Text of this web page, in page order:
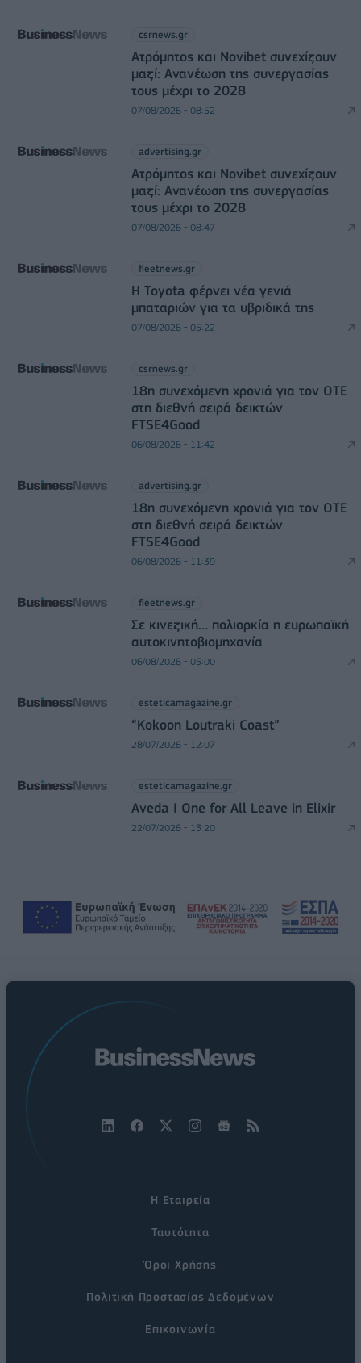
csrnews.gr
Ατρόμητος και Novibet συνεχίζουν
μαζί: Ανανέωση της συνεργασίας
τους μέχρι το 2028
07/08/2026 - 08:52
advertising.gr
Ατρόμητος και Novibet συνεχίζουν
μαζί: Ανανέωση της συνεργασίας
τους μέχρι το 2028
07/08/2026 - 08:47
fleetnews.gr
Η Toyota φέρνει νέα γενιά
μπαταριών για τα υβριδικά της
07/08/2026 - 05:22
csrnews.gr
18η συνεχόμενη χρονιά για τον ΟΤΕ
στη διεθνή σειρά δεικτών
FTSE4Good
06/08/2026 - 11:42
advertising.gr
18η συνεχόμενη χρονιά για τον ΟΤΕ
στη διεθνή σειρά δεικτών
FTSE4Good
06/08/2026 - 11:39
fleetnews.gr
Σε κινεζική… πολιορκία η ευρωπαϊκή
αυτοκινητοβιομηχανία
06/08/2026 - 05:00
esteticamagazine.gr
“Kokoon Loutraki Coast”
28/07/2026 - 12:07
esteticamagazine.gr
Aveda I One for All Leave in Elixir
22/07/2026 - 13:20
Η Εταιρεία
Ταυτότητα
Όροι Χρήσης
Πολιτική Προστασίας Δεδομένων
Επικοινωνία